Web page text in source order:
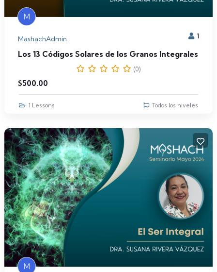
M
MashachAdmin 1
Los 13 Códigos Solares de los Granos Integrales
(0)
$500.00
1 Lessons Todos los niveles
M